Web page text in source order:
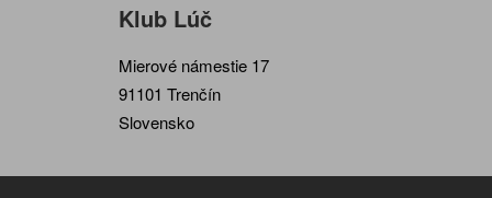
Klub Lúč
Mierové námestie 17
91101 Trenčín
Slovensko